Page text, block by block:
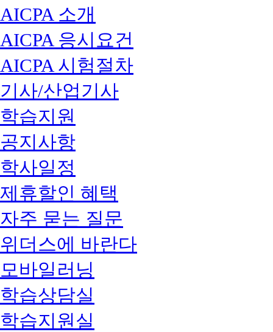
AICPA 소개
AICPA 응시요건
AICPA 시험절차
기사/산업기사
학습지원
공지사항
학사일정
제휴할인 혜택
자주 묻는 질문
위더스에 바란다
모바일러닝
학습상담실
학습지원실